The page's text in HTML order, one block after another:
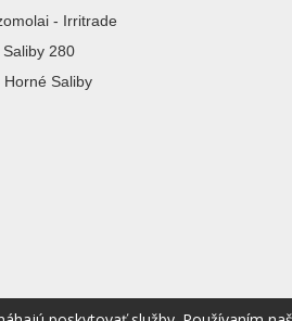
- Irritrade
Saliby 280
Horné Saliby